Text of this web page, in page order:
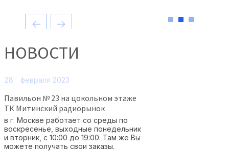
НОВОСТИ
28 февраля 2023
Павильон № 23 на цокольном этаже
ТК Митинский радиорынок
в г. Москве работает со среды по
воскресенье, выходные понедельник
и вторник, с 10:00 до 19:00. Там же Вы
можете получать свои заказы.